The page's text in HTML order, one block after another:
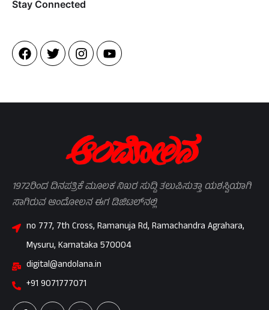
Stay Connected​
1972ರಿಂದ ದಿನಪತ್ರಿಕೆ ಮೂಲಕ ನಿಖರ ಸುದ್ದಿ ತಲುಪಿಸುತ್ತಾ ಯಶಸ್ವಿಯಾಗಿ
ಸಾಗಿರುವ ಆಂದೋಲನ ಈಗ ಡಿಜಿಟಲ್‌ನಲ್ಲಿ
no 777, 7th Cross, Ramanuja Rd, Ramachandra Agrahara,
Mysuru, Karnataka 570004
digital@andolana.in
+91 9071777071